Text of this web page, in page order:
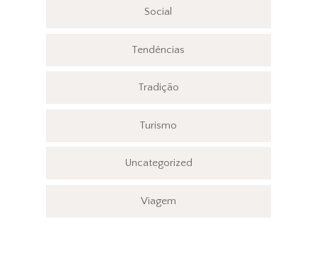
Social
Tendências
Tradição
Turismo
Uncategorized
Viagem